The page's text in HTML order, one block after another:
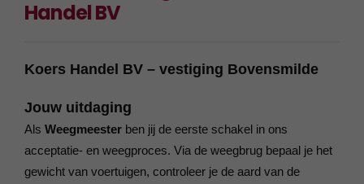
Handel BV
Koers Handel BV – vestiging Bovensmilde
Jouw uitdaging
Als Weegmeester ben jij de eerste schakel in ons
acceptatie- en weegproces. Via de weegbrug bepaal je het
gewicht van voertuigen, controleer je de aard van de